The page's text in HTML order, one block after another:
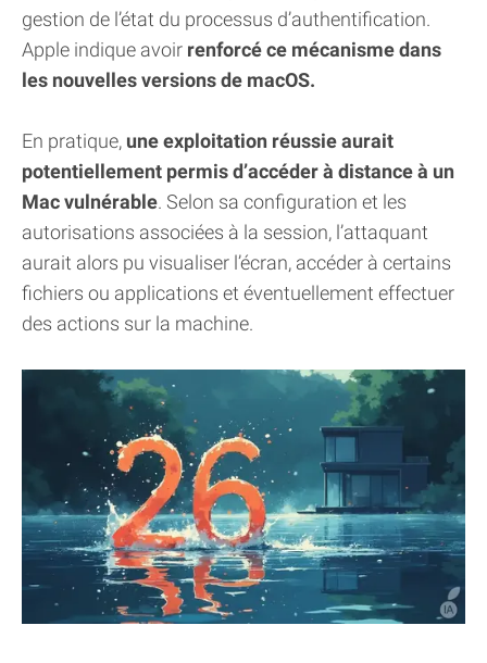
gestion de l’état du processus d’authentification.
Apple indique avoir renforcé ce mécanisme dans
les nouvelles versions de macOS.
En pratique, une exploitation réussie aurait
potentiellement permis d’accéder à distance à un
Mac vulnérable. Selon sa configuration et les
autorisations associées à la session, l’attaquant
aurait alors pu visualiser l’écran, accéder à certains
fichiers ou applications et éventuellement effectuer
des actions sur la machine.